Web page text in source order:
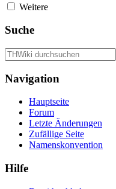
Weitere
Suche
Navigation
Hauptseite
Forum
Letzte Änderungen
Zufällige Seite
Namenskonvention
Hilfe